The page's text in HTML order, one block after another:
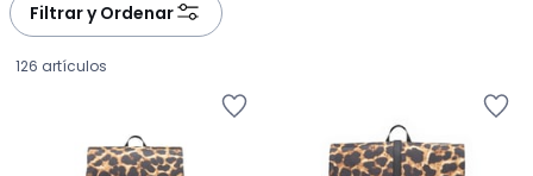
Filtrar y Ordenar
126 artículos